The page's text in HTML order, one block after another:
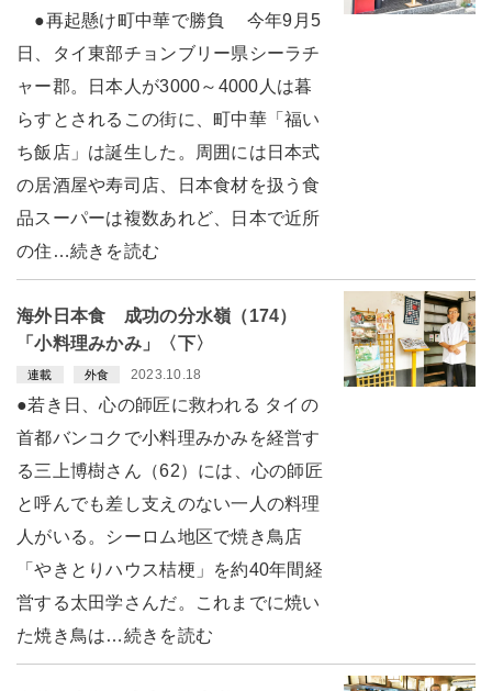
●再起懸け町中華で勝負 今年9月5
日、タイ東部チョンブリー県シーラチ
ャー郡。日本人が3000～4000人は暮
らすとされるこの街に、町中華「福い
ち飯店」は誕生した。周囲には日本式
の居酒屋や寿司店、日本食材を扱う食
品スーパーは複数あれど、日本で近所
の住…続きを読む
海外日本食 成功の分水嶺（174）
「小料理みかみ」〈下〉
連載 外食 2023.10.18
●若き日、心の師匠に救われる タイの
首都バンコクで小料理みかみを経営す
る三上博樹さん（62）には、心の師匠
と呼んでも差し支えのない一人の料理
人がいる。シーロム地区で焼き鳥店
「やきとりハウス桔梗」を約40年間経
営する太田学さんだ。これまでに焼い
た焼き鳥は…続きを読む